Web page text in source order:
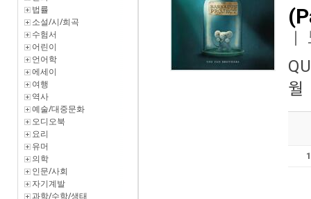
법률
소설/시/희곡
수험서
어린이
언어학
에세이
여행
역사
예술/대중문화
오디오북
요리
유머
의학
인문/사회
자기계발
과학/수학/생태
월